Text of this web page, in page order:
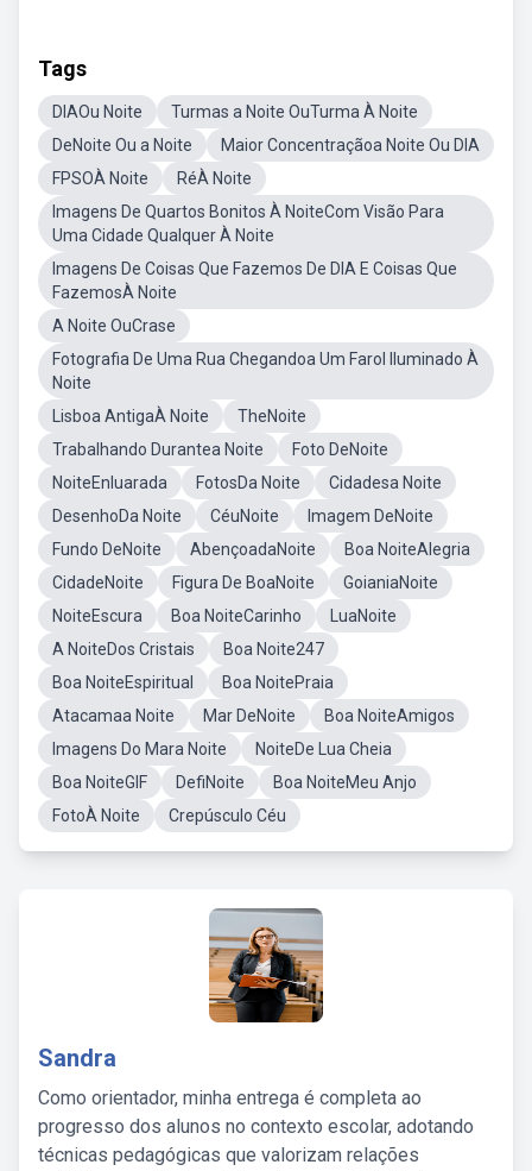
Tags
DIAOu Noite
Turmas a Noite OuTurma À Noite
DeNoite Ou a Noite
Maior Concentraçãoa Noite Ou DIA
FPSOÀ Noite
RéÀ Noite
Imagens De Quartos Bonitos À NoiteCom Visão Para
Uma Cidade Qualquer À Noite
Imagens De Coisas Que Fazemos De DIA E Coisas Que
FazemosÀ Noite
A Noite OuCrase
Fotografia De Uma Rua Chegandoa Um Farol Iluminado À
Noite
Lisboa AntigaÀ Noite
TheNoite
Trabalhando Durantea Noite
Foto DeNoite
NoiteEnluarada
FotosDa Noite
Cidadesa Noite
DesenhoDa Noite
CéuNoite
Imagem DeNoite
Fundo DeNoite
AbençoadaNoite
Boa NoiteAlegria
CidadeNoite
Figura De BoaNoite
GoianiaNoite
NoiteEscura
Boa NoiteCarinho
LuaNoite
A NoiteDos Cristais
Boa Noite247
Boa NoiteEspiritual
Boa NoitePraia
Atacamaa Noite
Mar DeNoite
Boa NoiteAmigos
Imagens Do Mara Noite
NoiteDe Lua Cheia
Boa NoiteGIF
DefiNoite
Boa NoiteMeu Anjo
FotoÀ Noite
Crepúsculo Céu
Sandra
Como orientador, minha entrega é completa ao
progresso dos alunos no contexto escolar, adotando
técnicas pedagógicas que valorizam relações